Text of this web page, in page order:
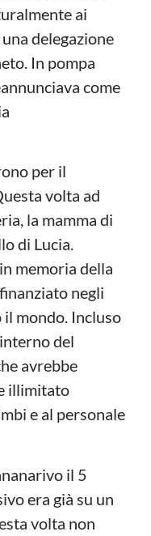
ai
delegazione
In pompa
come
per il
volta ad
la mamma di
di Lucia.
memoria della
negli
mondo. Incluso
del
avrebbe
illimitato
e al personale
il 5
era già su un
volta non